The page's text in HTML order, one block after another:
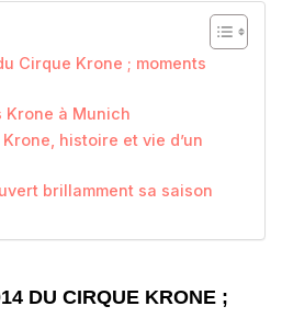
Cirque Krone ; moments
Krone à Munich
histoire et vie d’un
brillamment sa saison
DU CIRQUE KRONE ;